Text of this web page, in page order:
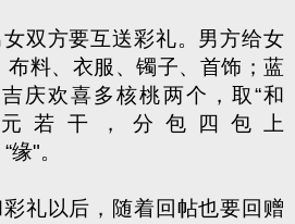
双方要互送彩礼。男方给女
布料、衣服、镯子、首饰；蓝
庆欢喜多核桃两个，取“和
若干，分包四包上
缘"。
礼以后，随着回帖也要回赠